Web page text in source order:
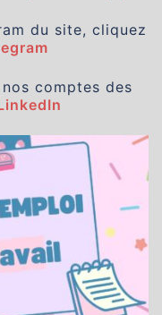
du site, cliquez
comptes des